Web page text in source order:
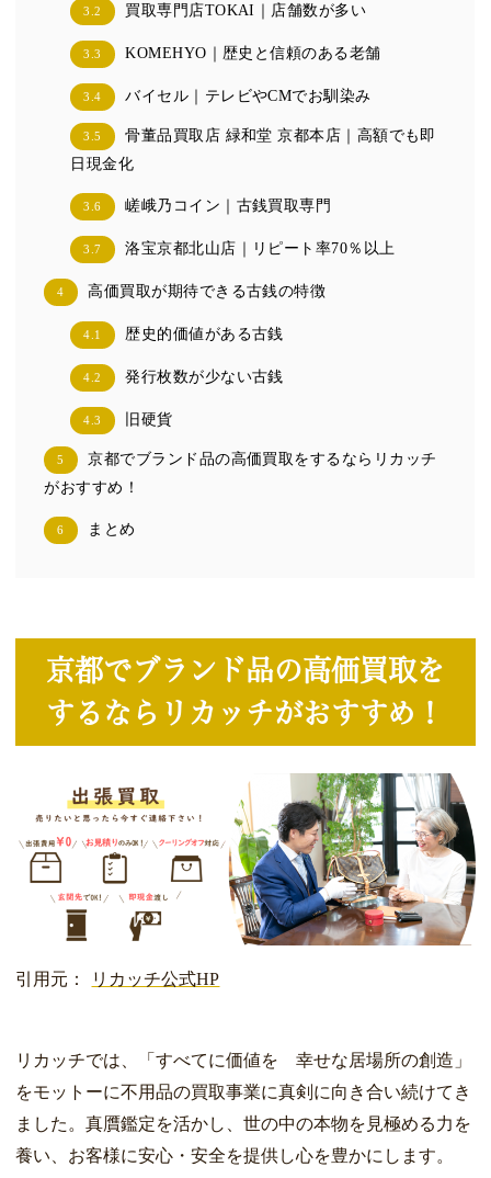
3.2 買取専門店TOKAI｜店舗数が多い
3.3 KOMEHYO｜歴史と信頼のある老舗
3.4 バイセル｜テレビやCMでお馴染み
3.5
骨董品買取店 緑和堂 京都本店｜高額でも即
日現金化
3.6 嵯峨乃コイン｜古銭買取専門
3.7 洛宝京都北山店｜リピート率70％以上
4 高価買取が期待できる古銭の特徴
4.1 歴史的価値がある古銭
4.2 発行枚数が少ない古銭
4.3 旧硬貨
5
京都でブランド品の高価買取をするならリカッチ
がおすすめ！
6 まとめ
京都でブランド品の高価買取を
するならリカッチがおすすめ！
引用元： リカッチ公式HP
リカッチでは、「すべてに価値を 幸せな居場所の創造」
をモットーに不用品の買取事業に真剣に向き合い続けてき
ました。真贋鑑定を活かし、世の中の本物を見極める力を
養い、お客様に安心・安全を提供し心を豊かにします。